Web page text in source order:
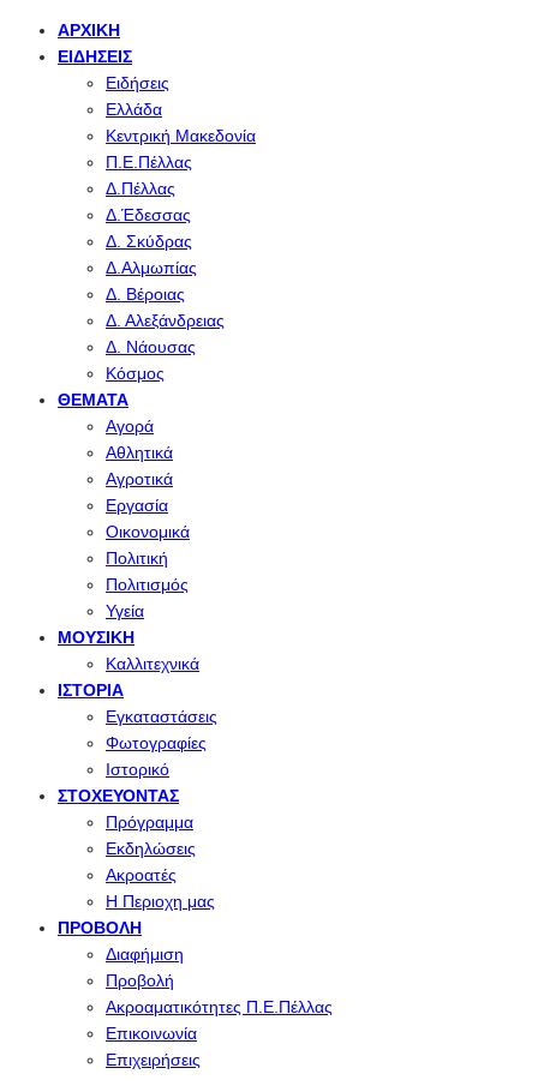
ΑΡΧΙΚΉ
ΕΙΔΉΣΕΙΣ
Ειδήσεις
Ελλάδα
Κεντρική Μακεδονία
Π.Ε.Πέλλας
Δ.Πέλλας
Δ.Έδεσσας
Δ. Σκύδρας
Δ.Αλμωπίας
Δ. Βέροιας
Δ. Αλεξάνδρειας
Δ. Νάουσας
Κόσμος
ΘΈΜΑΤΑ
Αγορά
Αθλητικά
Αγροτικά
Εργασία
Οικονομικά
Πολιτική
Πολιτισμός
Υγεία
ΜΟΥΣΙΚΉ
Καλλιτεχνικά
ΙΣΤΟΡΊΑ
Εγκαταστάσεις
Φωτογραφίες
Ιστορικό
ΣΤΟΧΕΎΟΝΤΑΣ
Πρόγραμμα
Εκδηλώσεις
Ακροατές
Η Περιοχη μας
ΠΡΟΒΟΛΉ
Διαφήμιση
Προβολή
Ακροαματικότητες Π.Ε.Πέλλας
Επικοινωνία
Επιχειρήσεις